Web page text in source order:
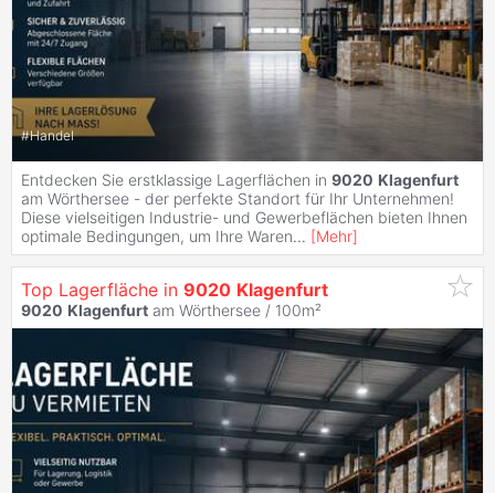
#Handel
Entdecken Sie erstklassige Lagerflächen in 9020 Klagenfurt
am Wörthersee - der perfekte Standort für Ihr Unternehmen!
Diese vielseitigen Industrie- und Gewerbeflächen bieten Ihnen
optimale Bedingungen, um Ihre Waren... [Mehr]
Top Lagerfläche in 9020 Klagenfurt
9020 Klagenfurt am Wörthersee / 100m²